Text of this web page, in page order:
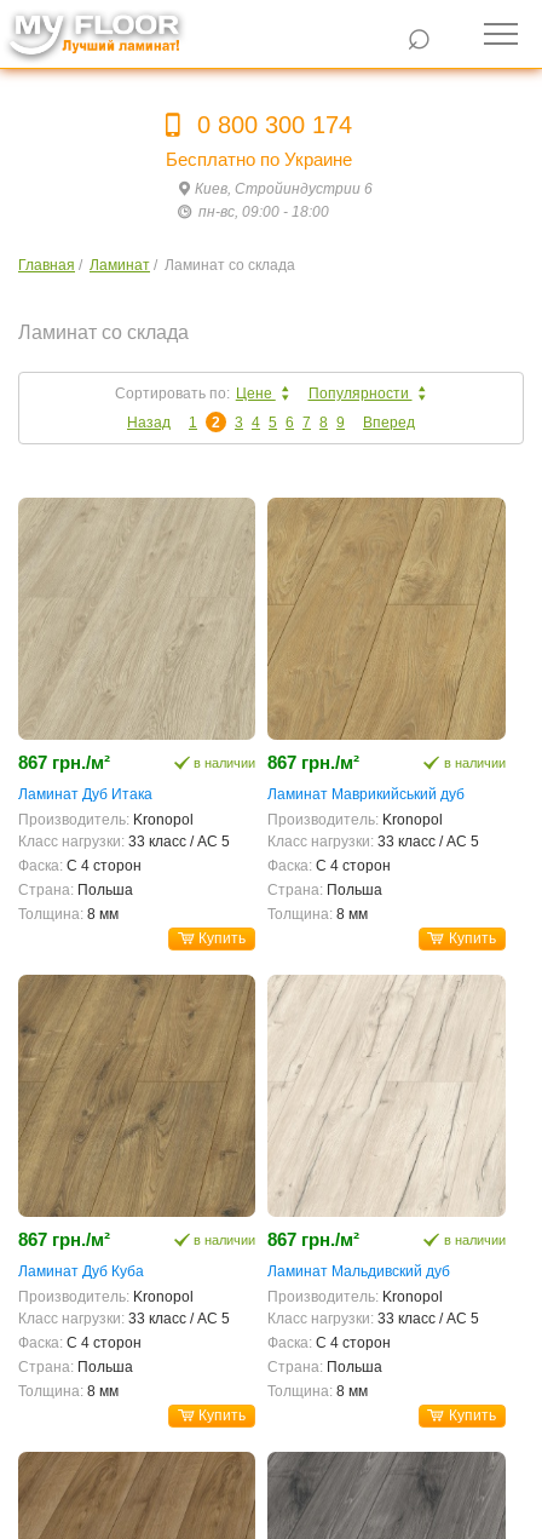
⌕
0 800 300 174
Бесплатно по Украине
Киев, Стройиндустрии 6
пн-вс, 09:00 - 18:00
Главная / Ламинат / Ламинат со склада
Ламинат со склада
Сортировать по: Цене
Популярности
Назад
1 2 3 4 5 6 7 8 9 Вперед
867 грн./м² в наличии
Ламинат Дуб Итака
Производитель: Kronopol
Класс нагрузки: 33 класс / AC 5
Фаска: С 4 сторон
Страна: Польша
Толщина: 8 мм
Купить
867 грн./м² в наличии
Ламинат Маврикийський дуб
Производитель: Kronopol
Класс нагрузки: 33 класс / AC 5
Фаска: С 4 сторон
Страна: Польша
Толщина: 8 мм
Купить
867 грн./м² в наличии
Ламинат Дуб Куба
Производитель: Kronopol
Класс нагрузки: 33 класс / AC 5
Фаска: С 4 сторон
Страна: Польша
Толщина: 8 мм
Купить
867 грн./м² в наличии
Ламинат Мальдивский дуб
Производитель: Kronopol
Класс нагрузки: 33 класс / AC 5
Фаска: С 4 сторон
Страна: Польша
Толщина: 8 мм
Купить